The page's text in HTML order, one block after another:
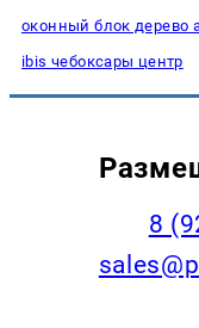
оконный блок
ibis чебоксары центр
8